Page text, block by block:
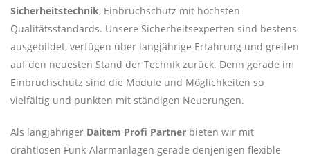
Sicherheitstechnik, Einbruchschutz mit höchsten
Qualitätsstandards. Unsere Sicherheitsexperten sind bestens
ausgebildet, verfügen über langjährige Erfahrung und greifen
auf den neuesten Stand der Technik zurück. Denn gerade im
Einbruchschutz sind die Module und Möglichkeiten so
vielfältig und punkten mit ständigen Neuerungen.
Als langjähriger Daitem Profi Partner bieten wir mit
drahtlosen Funk-Alarmanlagen gerade denjenigen flexible